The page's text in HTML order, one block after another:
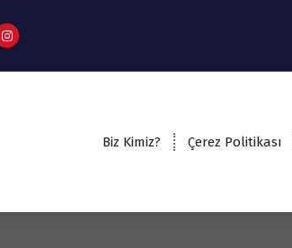
Biz Kimiz? Çerez Politikası